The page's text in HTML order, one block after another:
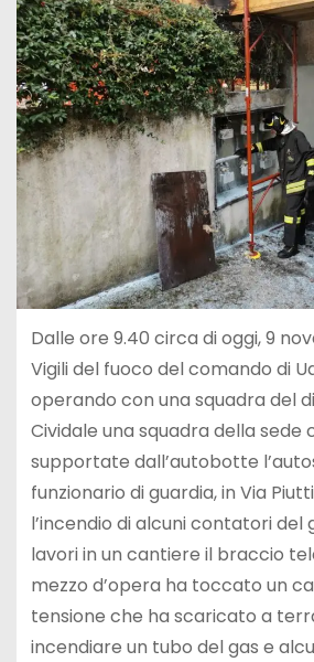
Dalle ore 9.40 circa di oggi, 9
Vigili del fuoco del comando di
operando con una squadra del
Cividale una squadra della sede
supportate dall’autobotte
funzionario di guardia, in Via
l’incendio di alcuni contatori del
lavori in un cantiere il braccio
mezzo d’opera ha toccato un
tensione che ha scaricato a
incendiare un tubo del gas e